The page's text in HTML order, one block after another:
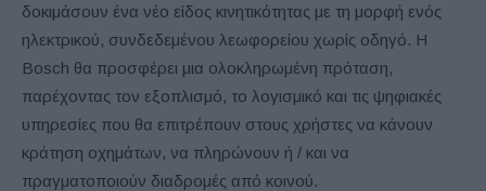
δοκιμάσουν ένα νέο είδος κινητικότητας με τη μορφή ενός
ηλεκτρικού, συνδεδεμένου λεωφορείου χωρίς οδηγό. Η
Bosch θα προσφέρει μια ολοκληρωμένη πρόταση,
παρέχοντας τον εξοπλισμό, το λογισμικό και τις ψηφιακές
υπηρεσίες που θα επιτρέπουν στους χρήστες να κάνουν
κράτηση οχημάτων, να πληρώνουν ή / και να
πραγματοποιούν διαδρομές από κοινού.